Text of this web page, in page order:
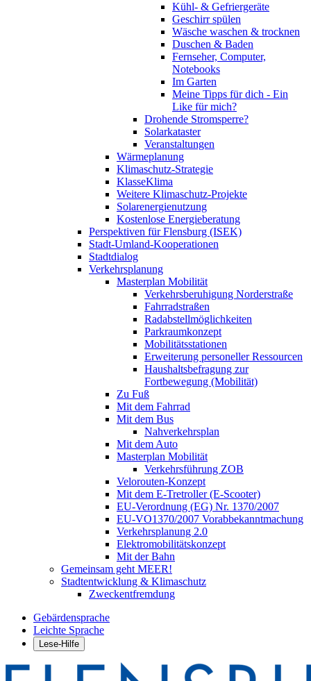
Kühl- & Gefriergeräte
Geschirr spülen
Wäsche waschen & trocknen
Duschen & Baden
Fernseher, Computer,
Notebooks
Im Garten
Meine Tipps für dich - Ein
Like für mich?
Drohende Stromsperre?
Solarkataster
Veranstaltungen
Wärmeplanung
Klimaschutz-Strategie
KlasseKlima
Weitere Klimaschutz-Projekte
Solarenergienutzung
Kostenlose Energieberatung
Perspektiven für Flensburg (ISEK)
Stadt-Umland-Kooperationen
Stadtdialog
Verkehrsplanung
Masterplan Mobilität
Verkehrsberuhigung Norderstraße
Fahrradstraßen
Radabstellmöglichkeiten
Parkraumkonzept
Mobilitätsstationen
Erweiterung personeller Ressourcen
Haushaltsbefragung zur
Fortbewegung (Mobilität)
Zu Fuß
Mit dem Fahrrad
Mit dem Bus
Nahverkehrsplan
Mit dem Auto
Masterplan Mobilität
Verkehrsführung ZOB
Velorouten-Konzept
Mit dem E-Tretroller (E-Scooter)
EU-Verordnung (EG) Nr. 1370/2007
EU-VO1370/2007 Vorabbekanntmachung
Verkehrsplanung 2.0
Elektromobilitätskonzept
Mit der Bahn
Gemeinsam geht MEER!
Stadtentwicklung & Klimaschutz
Zweckentfremdung
Gebärdensprache
Leichte Sprache
Lese-Hilfe